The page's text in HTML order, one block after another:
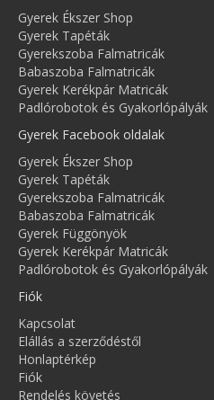
Gyerek Ékszer Shop
Gyerek Tapéták
Gyerekszoba Falmatricák
Babaszoba Falmatricák
Gyerek Kerékpár Matricák
Padlórobotok és Gyakorlópályák
Gyerek Facebook oldalak
Gyerek Ékszer Shop
Gyerek Tapéták
Gyerekszoba Falmatricák
Babaszoba Falmatricák
Gyerek Függönyök
Gyerek Kerékpár Matricák
Padlórobotok és Gyakorlópályák
Fiók
Kapcsolat
Elállás a szerződéstől
Honlaptérkép
Fiók
Rendelés követés